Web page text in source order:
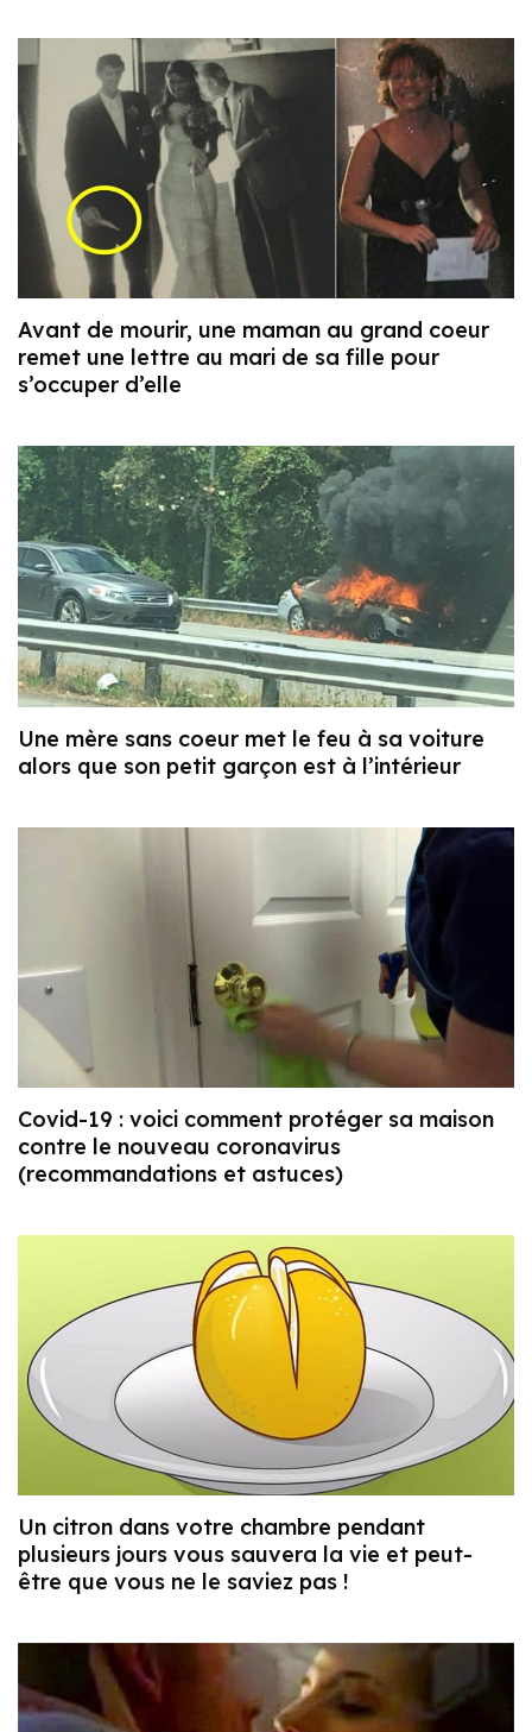
Avant de mourir, une maman au grand coeur
remet une lettre au mari de sa fille pour
s’occuper d’elle
Une mère sans coeur met le feu à sa voiture
alors que son petit garçon est à l’intérieur
Covid-19 : voici comment protéger sa maison
contre le nouveau coronavirus
(recommandations et astuces)
Un citron dans votre chambre pendant
plusieurs jours vous sauvera la vie et peut-
être que vous ne le saviez pas !